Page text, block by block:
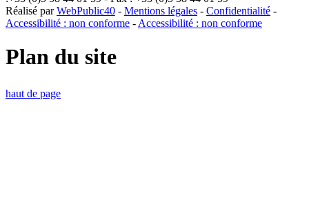
Réalisé parWebPublic40 - Mentions légales - Confidentialité -
Accessibilité : non conforme - Accessibilité : non conforme
Plan du site
haut de page